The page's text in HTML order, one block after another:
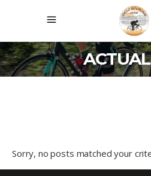
Sorry, no posts matched your